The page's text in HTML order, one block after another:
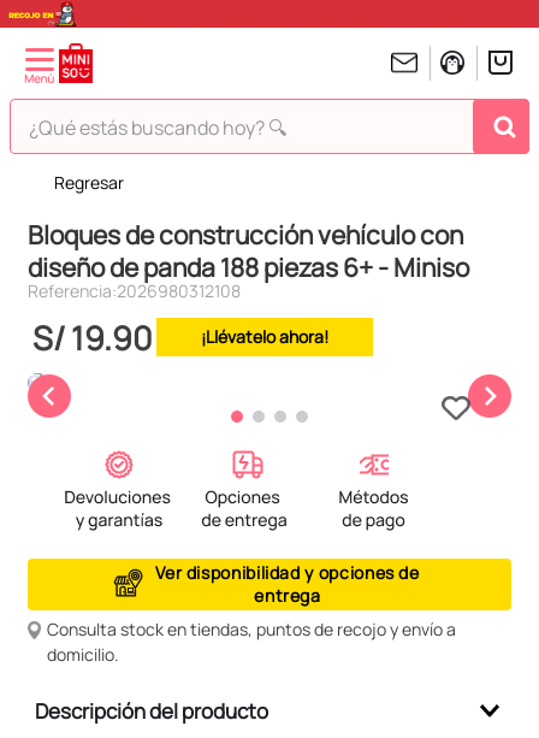
¿Qué estás buscando hoy? 🔍
Regresar
Bloques de construcción vehículo con
diseño de panda 188 piezas 6+ - Miniso
Referencia:2026980312108
S/19.90 ¡Llévatelo ahora!
Ver disponibilidad y opciones de
entrega
Consulta stock en tiendas, puntos de recojo y envío a
domicilio.
Descripción del producto
TÉRMINOS MÁS BUSCADOS
1.
peluches
2.
hello kitty
4.
chiikawas
.
my melody
tomatodo
stitch
9.
peluche
10. kuromi